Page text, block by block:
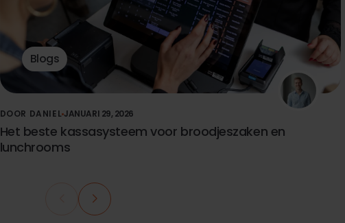
Blogs
DOOR DANIEL JANUARI 29, 2026
Het beste kassasysteem voor broodjeszaken en
lunchrooms